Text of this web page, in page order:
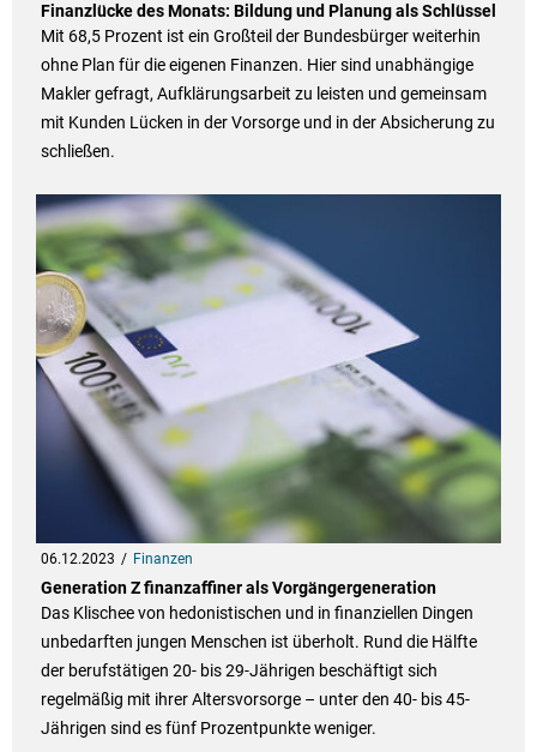
Finanzlücke des Monats: Bildung und Planung als Schlüssel
Mit 68,5 Prozent ist ein Großteil der Bundesbürger weiterhin
ohne Plan für die eigenen Finanzen. Hier sind unabhängige
Makler gefragt, Aufklärungsarbeit zu leisten und gemeinsam
mit Kunden Lücken in der Vorsorge und in der Absicherung zu
schließen.
06.12.2023 Finanzen
Generation Z finanzaffiner als Vorgängergeneration
Das Klischee von hedonistischen und in finanziellen Dingen
unbedarften jungen Menschen ist überholt. Rund die Hälfte
der berufstätigen 20- bis 29-Jährigen beschäftigt sich
regelmäßig mit ihrer Altersvorsorge – unter den 40- bis 45-
Jährigen sind es fünf Prozentpunkte weniger.